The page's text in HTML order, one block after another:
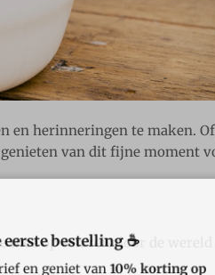
en herinneringen te maken.
van dit fijne moment
mee op een reis door de
bestelling ☕
en geniet van10% korting op